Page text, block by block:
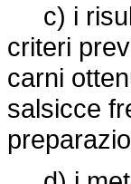
c) i
criteri
carni
salsicce